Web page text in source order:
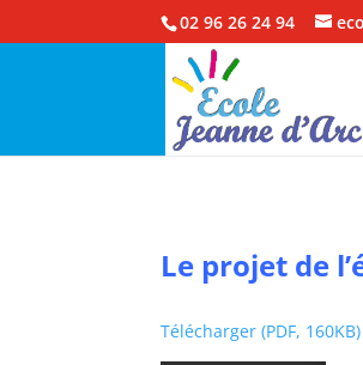
02 96 26 24 94
Le projet de
Télécharger (PDF, 160KB)